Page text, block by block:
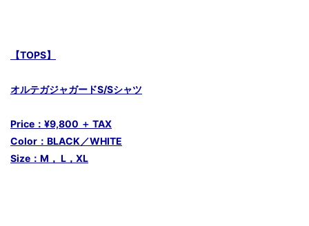
【TOPS】
オルテガジャガードS/Sシャツ
Price：¥9,800 ＋ TAX
Color：BLACK／WHITE
Size：M， L，XL